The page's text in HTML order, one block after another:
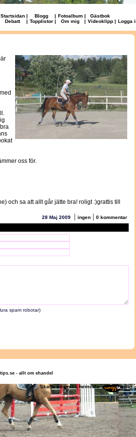
Startsidan | Blogg | Fotoalbum |
Gästbok
Debatt
| Topplistor | Om mig | Videoklipp | Logga
oss för.
och sa att allt går jätte bra! roligt :)grattis till
28 Maj 2009 | ingen | 0 kommentar
spam robotar)
- allt om ehandel
Skaffa en gratis hemsida